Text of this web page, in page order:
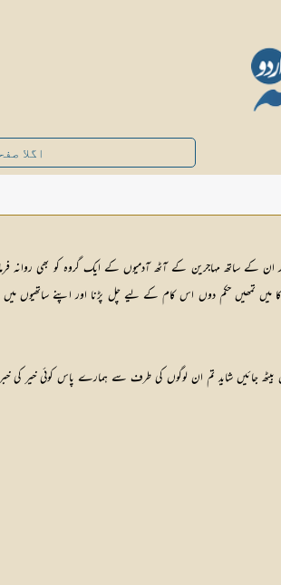
اگلا
نے معرکہ بدر سے دو ماہ پہلے جمادی الاخری میں عبداللہ بن جحش کو طائف بھیجا جبکہ آپ کو مدینہ آئے ہوئے 17 ماہ ہو چکے تھے۔ اور ان کے ساتھ
میں تمھیں حکم دوں اس کام کے لیے چل پڑنا اور اپنے ساتھیوں میں
جائیں شاید تم ان لوگوں کی طرف سے ہمارے پاس کوئی خیر کی خبر